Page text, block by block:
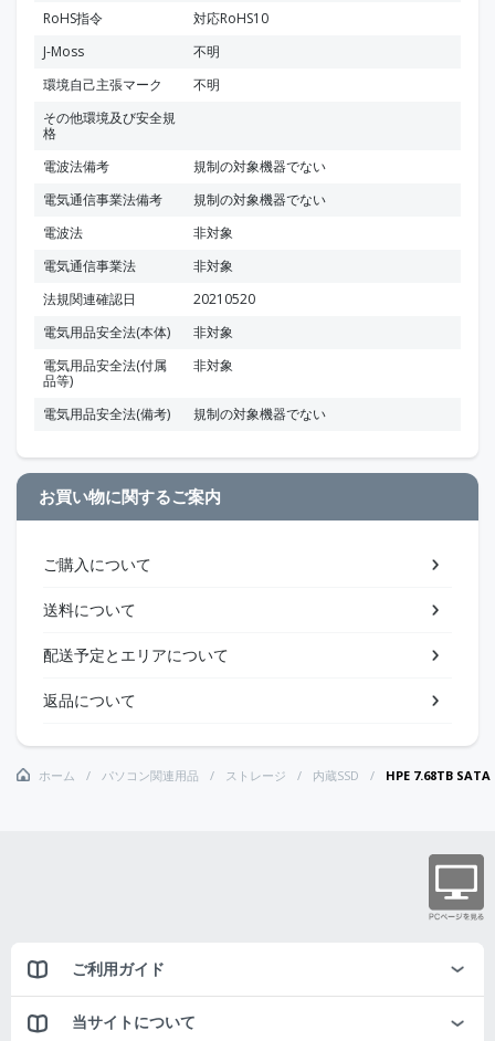
RoHS指令
対応RoHS10
J-Moss
不明
環境自己主張マーク
不明
その他環境及び安全規
格
電波法備考
規制の対象機器でない
電気通信事業法備考
規制の対象機器でない
電波法
非対象
電気通信事業法
非対象
法規関連確認日
20210520
電気用品安全法(本体)
非対象
電気用品安全法(付属
品等)
非対象
電気用品安全法(備考) 規制の対象機器でない
お買い物に関するご案内
ご購入について
送料について
配送予定とエリアについて
返品について
ホーム パソコン関連用品 ストレージ 内蔵SSD HPE 7.68TB
ご利用ガイド
当サイトについて